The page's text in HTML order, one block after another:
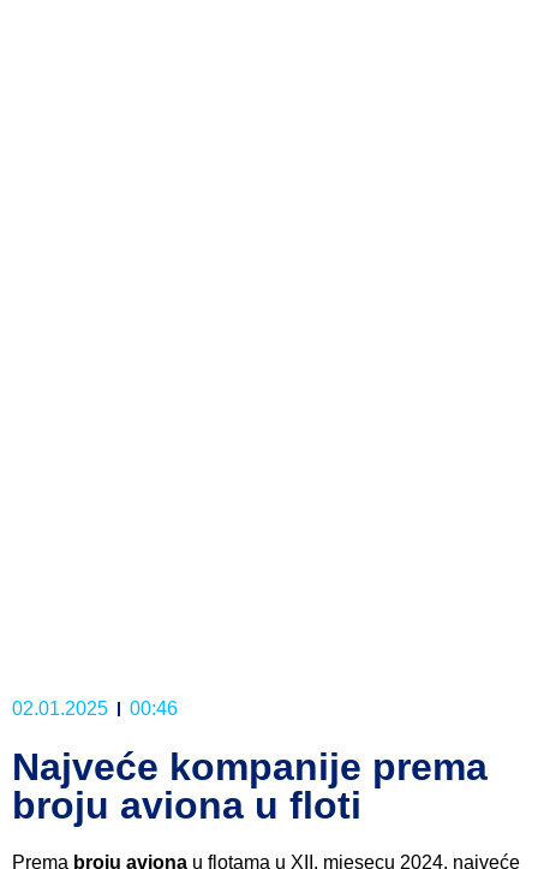
02.01.2025 00:46
Najveće kompanije prema
broju aviona u floti
Prema broju aviona u flotama u XII. mjesecu 2024. najveće